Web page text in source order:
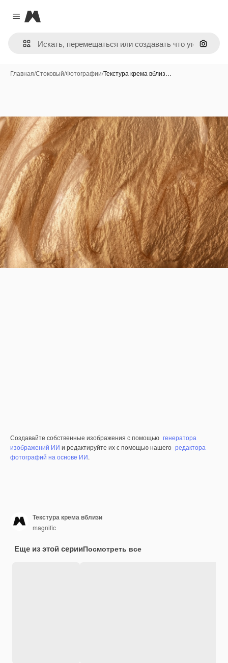
Close menu
Magnific
Поиск
Главная/Стоковый/Фотографии/Текстура крема вблиз…
Создавайте собственные изображения с помощью генератора
изображений ИИ и редактируйте их с помощью нашего редактора
фотографий на основе ИИ.
Текстура крема вблизи
magnific
Еще из этой серииПосмотреть все